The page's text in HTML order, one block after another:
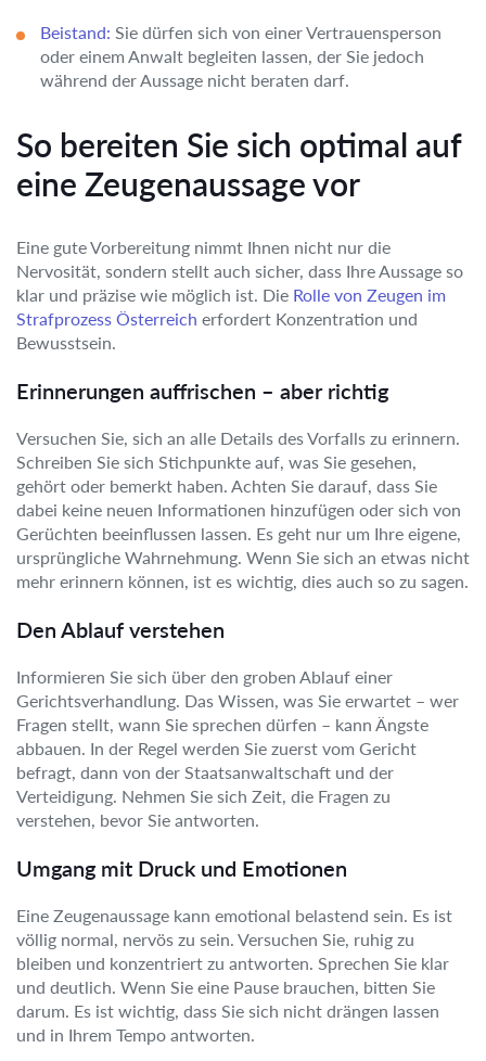
Beistand: Sie dürfen sich von einer Vertrauensperson
oder einem Anwalt begleiten lassen, der Sie jedoch
während der Aussage nicht beraten darf.
So bereiten Sie sich optimal auf
eine Zeugenaussage vor
Eine gute Vorbereitung nimmt Ihnen nicht nur die
Nervosität, sondern stellt auch sicher, dass Ihre Aussage so
klar und präzise wie möglich ist. Die Rolle von Zeugen im
Strafprozess Österreich erfordert Konzentration und
Bewusstsein.
Erinnerungen auffrischen – aber richtig
Versuchen Sie, sich an alle Details des Vorfalls zu erinnern.
Schreiben Sie sich Stichpunkte auf, was Sie gesehen,
gehört oder bemerkt haben. Achten Sie darauf, dass Sie
dabei keine neuen Informationen hinzufügen oder sich von
Gerüchten beeinflussen lassen. Es geht nur um Ihre eigene,
ursprüngliche Wahrnehmung. Wenn Sie sich an etwas nicht
mehr erinnern können, ist es wichtig, dies auch so zu sagen.
Den Ablauf verstehen
Informieren Sie sich über den groben Ablauf einer
Gerichtsverhandlung. Das Wissen, was Sie erwartet – wer
Fragen stellt, wann Sie sprechen dürfen – kann Ängste
abbauen. In der Regel werden Sie zuerst vom Gericht
befragt, dann von der Staatsanwaltschaft und der
Verteidigung. Nehmen Sie sich Zeit, die Fragen zu
verstehen, bevor Sie antworten.
Umgang mit Druck und Emotionen
Eine Zeugenaussage kann emotional belastend sein. Es ist
völlig normal, nervös zu sein. Versuchen Sie, ruhig zu
bleiben und konzentriert zu antworten. Sprechen Sie klar
und deutlich. Wenn Sie eine Pause brauchen, bitten Sie
darum. Es ist wichtig, dass Sie sich nicht drängen lassen
und in Ihrem Tempo antworten.